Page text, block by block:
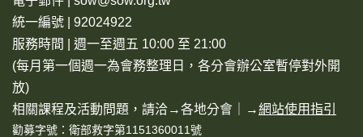
統一編號 | 92024922
服務時間 | 週一至週五 10:00 至 21:00
(每月第一個週一為會務整理日，各分會辦公室暫停對外開
放)
相關課程及活動問題，請洽→各地分會 ｜→網站使用指引
勸募字號：衛部救字第1151360011號